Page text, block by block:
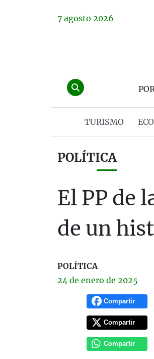
7 agosto 2026
TURISMO
POLÍTICA
El PP de
de un
POLÍTICA
24 de enero de 2025
Compartir
Compartir
Compartir